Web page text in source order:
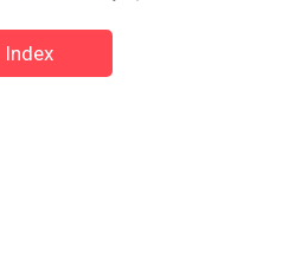
Index